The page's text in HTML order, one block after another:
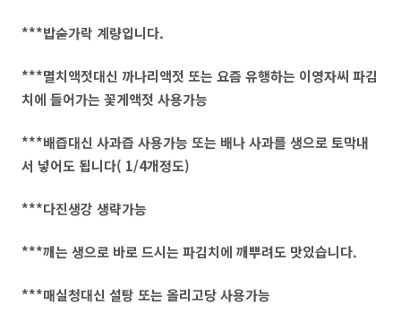
***밥숟가락 계량입니다.
***멸치액젓대신 까나리액젓 또는 요즘 유행하는 이영자씨 파김
치에 들어가는 꽃게액젓 사용가능
***배즙대신 사과즙 사용가능 또는 배나 사과를 생으로 토막내
서 넣어도 됩니다( 1/4개정도)
***다진생강 생략가능
***깨는 생으로 바로 드시는 파김치에 깨뿌려도 맛있습니다.
***매실청대신 설탕 또는 올리고당 사용가능